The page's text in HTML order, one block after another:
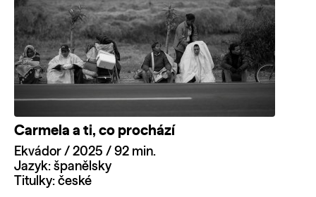
Carmela a ti, co prochází
Ekvádor / 2025 / 92 min.
Jazyk: španělsky
Titulky: české